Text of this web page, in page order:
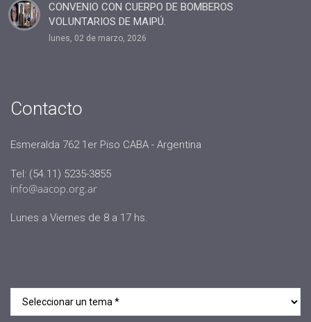
CONVENIO CON CUERPO DE BOMBEROS
VOLUNTARIOS DE MAIPÚ.
lunes, 02 de marzo, 2026
Contacto
Esmeralda 762 1er Piso CABA - Argentina
Tel: (54.11) 5235-3855
info@aacop.org.ar
Lunes a Viernes de 8 a 17 hs.